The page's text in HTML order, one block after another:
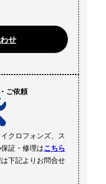
せ
ご依頼
クロフォンズ、ス
証・修理はこちら
下記よりお問合せ